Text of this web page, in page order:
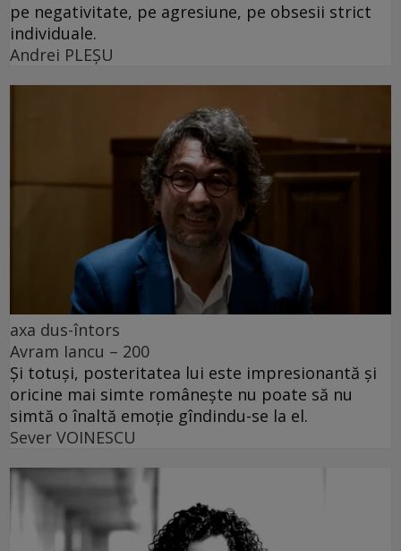
pe negativitate, pe agresiune, pe obsesii strict
individuale.
Andrei PLEŞU
axa dus-întors
Avram Iancu – 200
Și totuși, posteritatea lui este impresionantă și
oricine mai simte românește nu poate să nu
simtă o înaltă emoție gîndindu-se la el.
Sever VOINESCU